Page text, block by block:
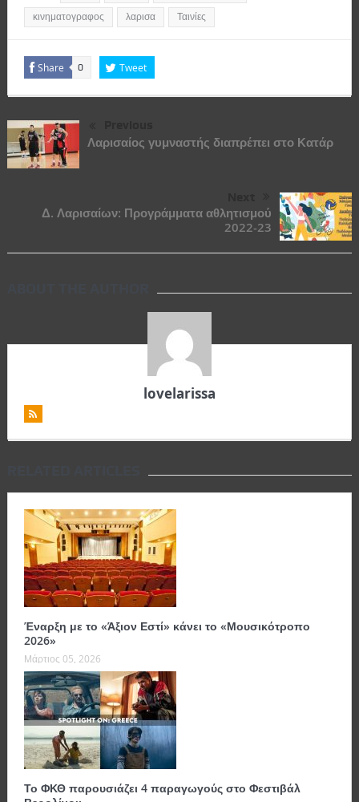
κινηματογραφος λαρισα Ταινίες
Share 0 Tweet
Λαρισαίος γυμναστής διαπρέπει στο Κατάρ
Δ. Λαρισαίων: Προγράμματα αθλητισμού
2022-23
lovelarissa
Έναρξη με το «Άξιον Εστί» κάνει το «Μουσικότροπο
2026»
Μάρτιος 05, 2026
Το ΦΚΘ παρουσιάζει 4 παραγωγούς στο Φεστιβάλ